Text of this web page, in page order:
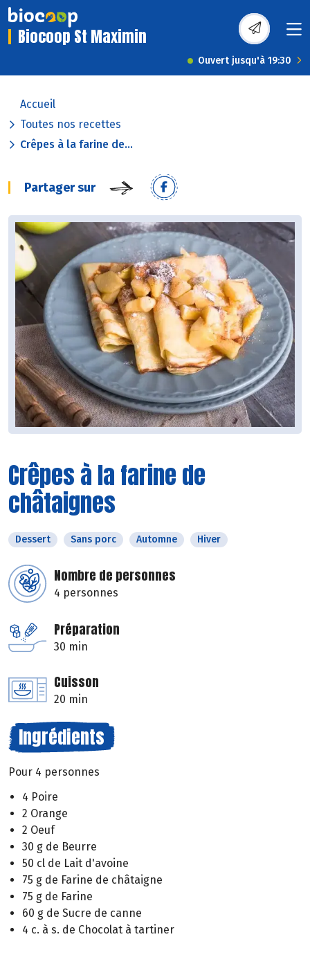
Biocoop St Maximin
Ouvert jusqu'à 19:30
Accueil
Toutes nos recettes
Crêpes à la farine de...
Partager sur
Crêpes à la farine de
châtaignes
Dessert Sans porc Automne Hiver
Nombre de personnes
4 personnes
Préparation
30 min
Cuisson
20 min
Ingrédients
Pour 4 personnes
4 Poire
2 Orange
2 Oeuf
30 g de Beurre
50 cl de Lait d'avoine
75 g de Farine de châtaigne
75 g de Farine
60 g de Sucre de canne
4 c. à s. de Chocolat à tartiner